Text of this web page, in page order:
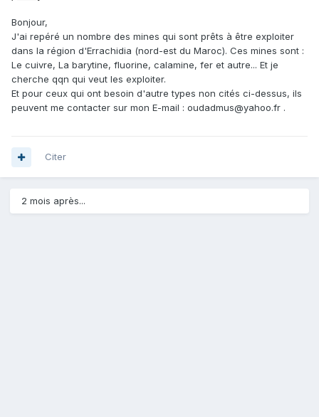
Bonjour,
J'ai repéré un nombre des mines qui sont prêts à être exploiter
dans la région d'Errachidia (nord-est du Maroc). Ces mines sont :
Le cuivre, La barytine, fluorine, calamine, fer et autre... Et je
cherche qqn qui veut les exploiter.
Et pour ceux qui ont besoin d'autre types non cités ci-dessus, ils
peuvent me contacter sur mon E-mail : oudadmus@yahoo.fr .
Citer
2 mois après...